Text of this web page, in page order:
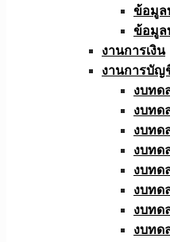
ข้อมูล
ข้อมูล
งานการเงิน
งานการบัญ
งบทด
งบทด
งบทด
งบทด
งบทด
งบทด
งบทด
งบทด